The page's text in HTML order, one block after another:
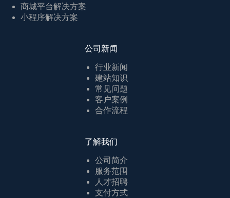
商城平台解决方案
小程序解决方案
公司新闻
行业新闻
建站知识
常见问题
客户案例
合作流程
了解我们
公司简介
服务范围
人才招聘
支付方式